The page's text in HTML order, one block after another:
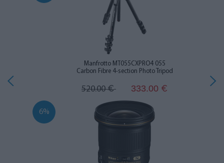
Manfrotto MT055CXPRO4 055
Carbon Fibre 4-section Photo Tripod
520.00€ 333.00 €
6%